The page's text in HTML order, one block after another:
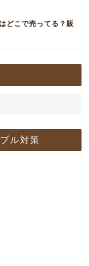
どこで売ってる？販
ル対策